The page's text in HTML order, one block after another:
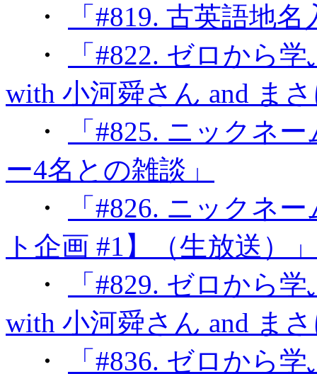
・
「#819. 古英語地
・
「#822. ゼロから
with 小河舜さん and ま
・
「#825. ニックネ
ー4名との雑談」
・
「#826. ニックネ
ト企画 #1】（生放送）」
・
「#829. ゼロから
with 小河舜さん and ま
・
「#836. ゼロから